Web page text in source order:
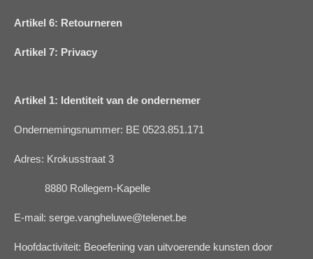
Artikel 6: Retourneren
Artikel 7: Privacy
Artikel 1: Identiteit van de ondernemer
Ondernemingsnummer: BE 0523.851.171
Adres: Krokusstraat 3
8880 Rollegem-Kapelle
E-mail: serge.vangheluwe@telenet.be
Hoofdactiviteit: Beoefening van uitvoerende kunsten door